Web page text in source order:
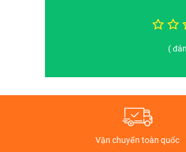
iPad 10.2 inch
Gen 7 2019 cũ tại cửa hàng
iPad Gen 7 (2019) WIFI +
Đây là những chiếc iPad Gen 7
chiếc tablet này được kiểm tra
(
Vận chuyển toàn quốc